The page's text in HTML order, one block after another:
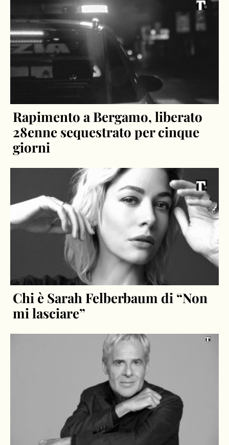
Rapimento a Bergamo, liberato
28enne sequestrato per cinque
giorni
Chi è Sarah Felberbaum di “Non
mi lasciare”